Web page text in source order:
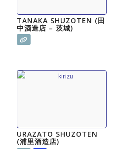
TANAKA SHUZOTEN (田
中酒造店 – 茨城)
URAZATO SHUZOTEN
(浦里酒造店)